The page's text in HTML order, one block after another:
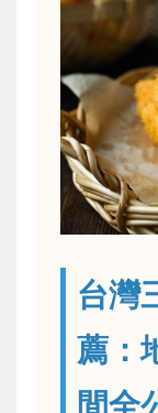
台灣
薦：
間全